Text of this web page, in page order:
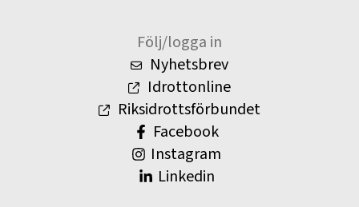
Följ/logga in
Nyhetsbrev
Idrottonline
Riksidrottsförbundet
Facebook
Instagram
Linkedin